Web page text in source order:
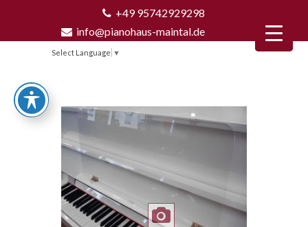
+49 95742929298
info@pianohaus-maintal.de
Select Language ▼